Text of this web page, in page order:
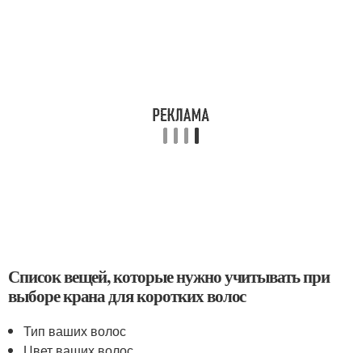
Список вещей, которые нужно учитывать при
выборе крана для коротких волос
Тип ваших волос